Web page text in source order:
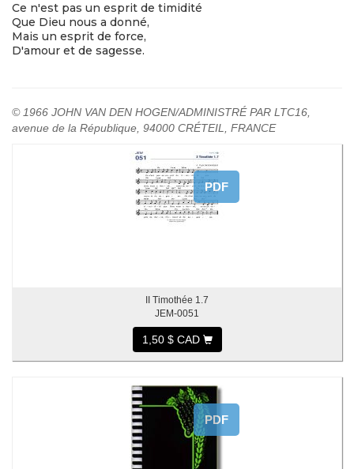
Ce n'est pas un esprit de timidité
Que Dieu nous a donné,
Mais un esprit de force,
D'amour et de sagesse.
© 1966 JOHN VAN DEN HOGEN/ADMINISTRÉ PAR LTC16,
avenue de la République, 94000 CRÉTEIL, FRANCE
PDF
II Timothée 1.7
JEM-0051
1,50 $ CAD
PDF